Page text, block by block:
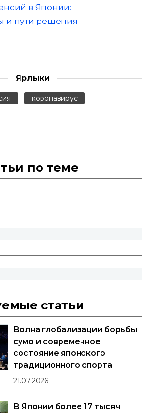
в Японии:
и пути решения
Ярлыки
коронавирус
по теме
статьи
Волна глобализации борьбы
сумо и современное
состояние японского
традиционного спорта
21.07.2026
В Японии более 17 тысяч